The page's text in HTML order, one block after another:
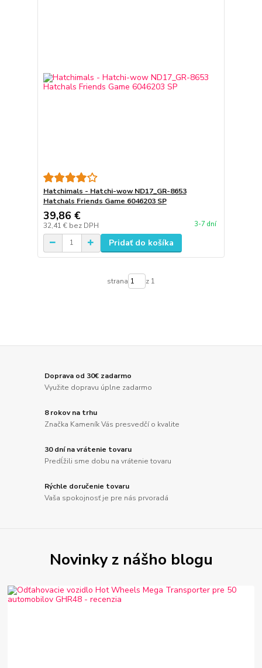
Hatchimals - Hatchi-wow ND17_GR-8653
Hatchals Friends Game 6046203 SP
39,86 €
32,41 € bez DPH 3-7 dní
Pridať do košíka
strana z 1
Doprava od 30€ zadarmo
Využite dopravu úplne zadarmo
8 rokov na trhu
Značka Kameník Vás presvedčí o kvalite
30 dní na vrátenie tovaru
Predĺžili sme dobu na vrátenie tovaru
Rýchle doručenie tovaru
Vaša spokojnosť je pre nás prvoradá
Novinky z nášho blogu